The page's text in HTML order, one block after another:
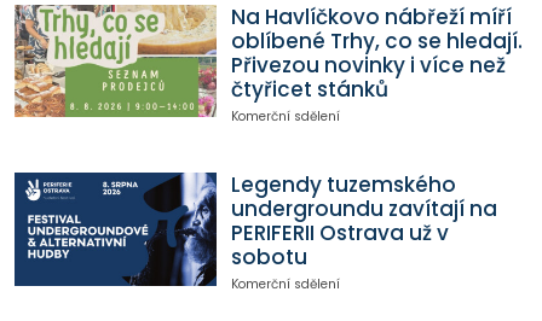
Na Havlíčkovo nábřeží míří
oblíbené Trhy, co se hledají.
Přivezou novinky i více než
čtyřicet stánků
Komerční sdělení
Legendy tuzemského
undergroundu zavítají na
PERIFERII Ostrava už v
sobotu
Komerční sdělení